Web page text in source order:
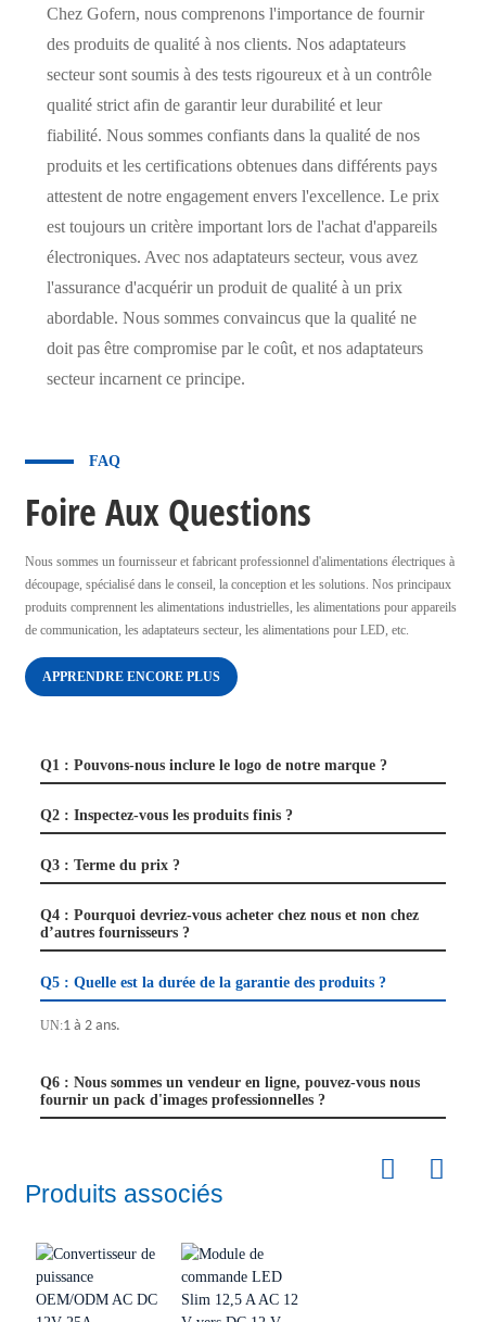
Chez Gofern, nous comprenons l'importance de fournir
des produits de qualité à nos clients. Nos adaptateurs
secteur sont soumis à des tests rigoureux et à un contrôle
qualité strict afin de garantir leur durabilité et leur
fiabilité. Nous sommes confiants dans la qualité de nos
produits et les certifications obtenues dans différents pays
attestent de notre engagement envers l'excellence. Le prix
est toujours un critère important lors de l'achat d'appareils
électroniques. Avec nos adaptateurs secteur, vous avez
l'assurance d'acquérir un produit de qualité à un prix
abordable. Nous sommes convaincus que la qualité ne
doit pas être compromise par le coût, et nos adaptateurs
secteur incarnent ce principe.
FAQ
Foire Aux Questions
Nous sommes un fournisseur et fabricant professionnel d'alimentations électriques à
découpage, spécialisé dans le conseil, la conception et les solutions. Nos principaux
produits comprennent les alimentations industrielles, les alimentations pour appareils
de communication, les adaptateurs secteur, les alimentations pour LED, etc.
APPRENDRE ENCORE PLUS
Q1 : Pouvons-nous inclure le logo de notre marque ?
Q2 : Inspectez-vous les produits finis ?
Q3 : Terme du prix ?
Q4 : Pourquoi devriez-vous acheter chez nous et non chez
d’autres fournisseurs ?
Q5 : Quelle est la durée de la garantie des produits ?
UN:1 à 2 ans.
Q6 : Nous sommes un vendeur en ligne, pouvez-vous nous
fournir un pack d'images professionnelles ?
Produits associés